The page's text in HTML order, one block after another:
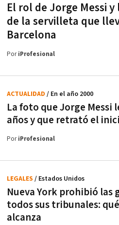
El rol de Jorge Messi
de la servilleta que
Barcelona
PoriProfesional
La foto que Jorge Messi
años y que retrató el
ACTUALIDAD / En el año 2000
PoriProfesional
Nueva York prohibió las
todos sus tribunales:
alcanza
LEGALES / Estados Unidos